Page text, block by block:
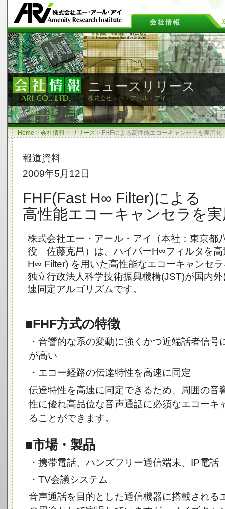
ニュースリリース
株式会社エー・アール・アイ
Home > 会社情報 > リリース > FHFによる高性能エコーキャンセラを実用化
報道資料
2009年5月12日
FHF(Fast H∞ Filter)による
高性能エコーキャンセラを
株式会社エー・アール・アイ（本社：東京都
役 佐藤克昌）は、ハイパーH∞フィルタを高
H∞ Filter) を用いた高性能なエコーキャンセ
独立行政法人科学技術振興機構(JST)が国内
速同定アルゴリズムです。
■FHF方式の特徴
・音響的な系の変動に強くかつ近端話者信号
が高い
・エコー経路の伝達特性を高速に同定
伝達特性を高速に同定できるため、周囲の音
性に優れ高品位な音声通話に必須なエコーキ
ることができます。
■市場・製品
・携帯電話、ハンズフリー通信端末、IP電話
・TV会議システム
音声通話を目的とした通信機器に搭載される